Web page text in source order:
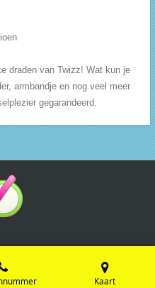
draden van Twizz! Wat kun je
armbandje en nog veel meer
gegarandeerd.
Kaart